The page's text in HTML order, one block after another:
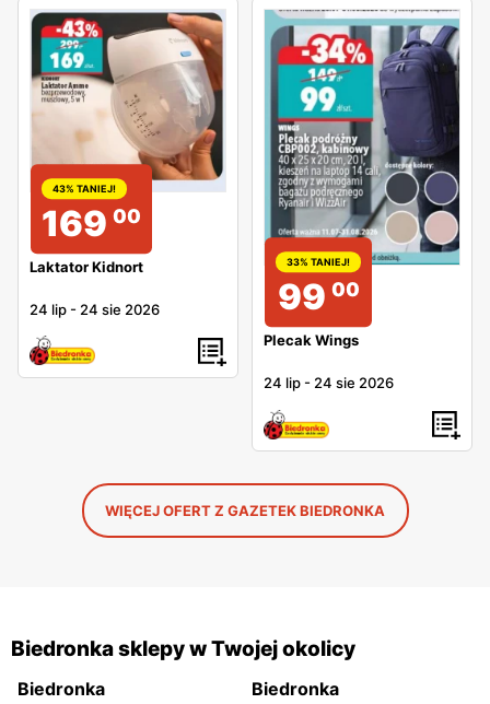
43% TANIEJ!
169 00
Laktator Kidnort
24 lip - 24 sie 2026
33% TANIEJ!
99 00
Plecak Wings
24 lip - 24 sie 2026
WIĘCEJ OFERT Z GAZETEK BIEDRONKA
Biedronka sklepy w Twojej okolicy
Biedronka Biedronka